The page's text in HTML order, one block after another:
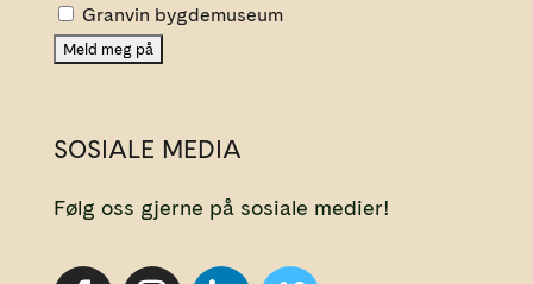
Granvin bygdemuseum
SOSIALE MEDIA
Følg oss gjerne på sosiale medier!